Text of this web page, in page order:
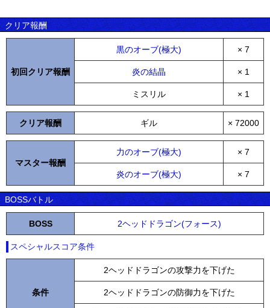
クリア報酬
初回クリア報酬
黒のオーブ(極大) × 7
炎の結晶 × 1
ミスリル × 1
クリア報酬 ギル × 72000
マスター報酬
力のオーブ(極大) × 7
炎のオーブ(極大) × 7
BOSSバトル
BOSS 2ヘッドドラゴン(フォース)
スペシャルスコア条件
条件
2ヘッドドラゴンの攻撃力を下げた
2ヘッドドラゴンの防御力を下げた